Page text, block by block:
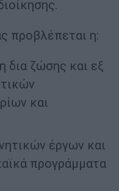
προβλέπεται η:
δια ζώσης και εξ
και
έργων και
προγράμματα